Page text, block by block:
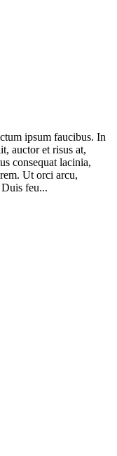
ipsum faucibus. In
auctor et risus at,
consequat lacinia,
Ut orci arcu,
Duis feu...